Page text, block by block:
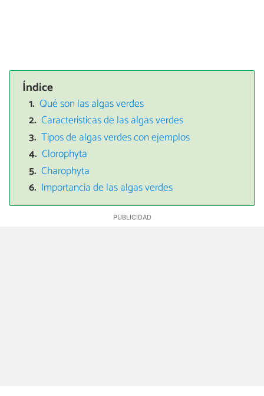
Índice
Qué son las algas verdes
Características de las algas verdes
Tipos de algas verdes con ejemplos
Clorophyta
Charophyta
Importancia de las algas verdes